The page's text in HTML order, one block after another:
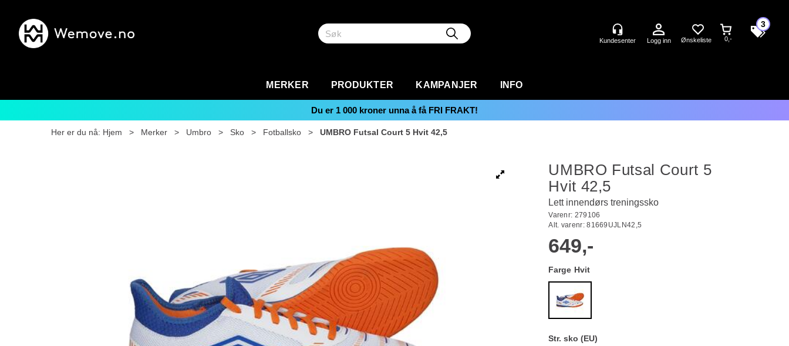
Logg inn 0,-
3
MERKER PRODUKTER KAMPANJER INFO
Du er 1 000 kroner unna å få FRI FRAKT!
Her er du nå: Hjem > Merker > Umbro > Sko > Fotballsko > UMBRO Futsal Court 5 Hvit 42,5
UMBRO Futsal Court 5
Hvit 42,5
Lett innendørs treningssko
Varenr: 279106
Alt. varenr:81669UJLN42,5
649,-
Farge Hvit
Str. sko (EU)